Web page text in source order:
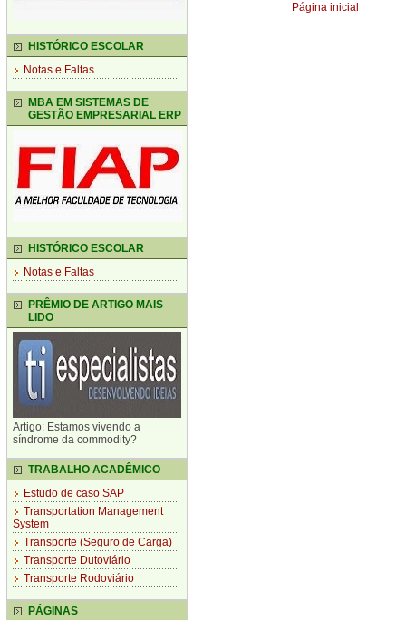
HISTÓRICO ESCOLAR
Notas e Faltas
MBA EM SISTEMAS DE
GESTÃO EMPRESARIAL ERP
HISTÓRICO ESCOLAR
Notas e Faltas
PRÊMIO DE ARTIGO MAIS
LIDO
Artigo: Estamos vivendo a
síndrome da commodity?
TRABALHO ACADÊMICO
Estudo de caso SAP
Transportation Management
System
Transporte (Seguro de Carga)
Transporte Dutoviário
Transporte Rodoviário
PÁGINAS
Página inicial